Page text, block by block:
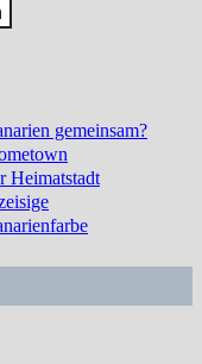
gemeinsam?
Heimatstadt